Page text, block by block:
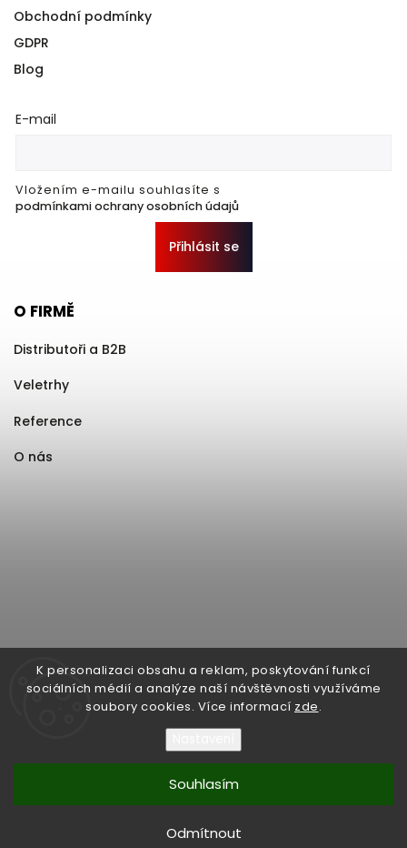
K personalizaci obsahu a reklam, poskytování funkcí
sociálních médií a analýze naší návštěvnosti využíváme
soubory cookies. Více informací zde.
Odmítnout
Souhlasím
Obchodní podmínky
GDPR
Blog
E-mail
Vložením e-mailu souhlasíte s
podmínkami ochrany osobních údajů
Přihlásit se
O FIRMĚ
Distributoři a B2B
Veletrhy
Reference
O nás
Shoptet | Design